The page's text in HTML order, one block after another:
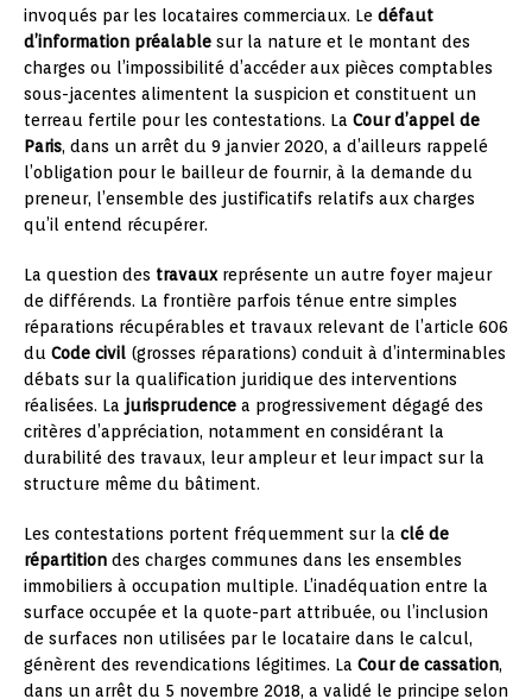
invoqués par les locataires commerciaux. Le défaut
d’information préalable sur la nature et le montant des
charges ou l’impossibilité d’accéder aux pièces comptables
sous-jacentes alimentent la suspicion et constituent un
terreau fertile pour les contestations. La Cour d’appel de
Paris, dans un arrêt du 9 janvier 2020, a d’ailleurs rappelé
l’obligation pour le bailleur de fournir, à la demande du
preneur, l’ensemble des justificatifs relatifs aux charges
qu’il entend récupérer.
La question des travauxreprésente un autre foyer majeur
de différends. La frontière parfois ténue entre simples
réparations récupérables et travaux relevant de l’article 606
du Code civil (grosses réparations) conduit à d’interminables
débats sur la qualification juridique des interventions
réalisées. La jurisprudence a progressivement dégagé des
critères d’appréciation, notamment en considérant la
durabilité des travaux, leur ampleur et leur impact sur la
structure même du bâtiment.
Les contestations portent fréquemment sur la clé de
répartition des charges communes dans les ensembles
immobiliers à occupation multiple. L’inadéquation entre la
surface occupée et la quote-part attribuée, ou l’inclusion
de surfaces non utilisées par le locataire dans le calcul,
génèrent des revendications légitimes. La Cour de cassation,
dans un arrêt du 5 novembre 2018, a validé le principe selon